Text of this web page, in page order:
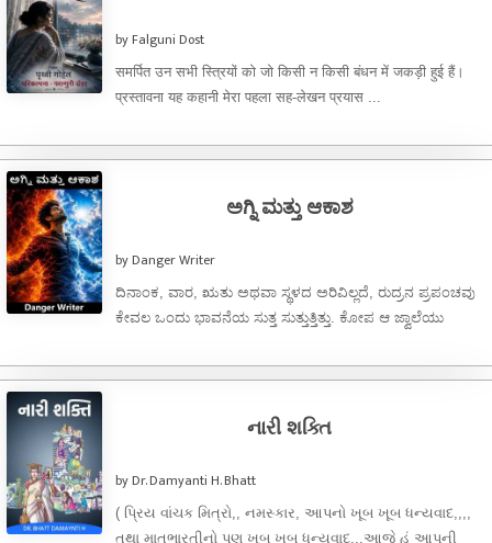
by Falguni Dost
समर्पित उन सभी स्त्रियों को जो किसी न किसी बंधन में जकड़ी हुई हैं।
प्रस्तावना यह कहानी मेरा पहला सह-लेखन प्रयास ...
ಅಗ್ನಿ ಮತ್ತು ಆಕಾಶ
by Danger Writer
ದಿನಾಂಕ, ವಾರ, ಋತು ಅಥವಾ ಸ್ಥಳದ ಅರಿವಿಲ್ಲದೆ, ರುದ್ರನ ಪ್ರಪಂಚವು
ಕೇವಲ ಒಂದು ಭಾವನೆಯ ಸುತ್ತ ಸುತ್ತುತ್ತಿತ್ತು. ಕೋಪ ಆ ಜ್ವಾಲೆಯು
નારી શક્તિ
by Dr. Damyanti H. Bhatt
( પ્રિય વાંચક મિત્રો,, નમસ્કાર, આપનો ખૂબ ખૂબ ધન્યવાદ,,,,
તથા માતૃભારતીનો પણ ખૂબ ખૂબ ધન્યવાદ,,,આજે હું આપની